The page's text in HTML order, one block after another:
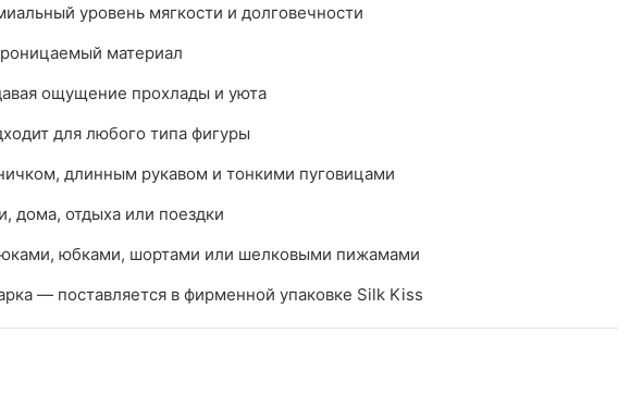
уровень мягкости и долговечности
материал
ощущение прохлады и уюта
для любого типа фигуры
длинным рукавом и тонкими пуговицами
дома, отдыха или поездки
юбками, шортами или шелковыми пижамами
— поставляется в фирменной упаковке Silk Kiss